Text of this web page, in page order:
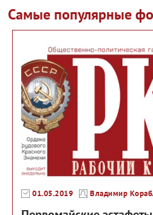
Самые популярные
01.05.2019 Владимир